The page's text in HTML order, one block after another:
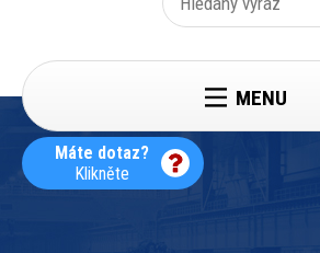
Máte dotaz?
Klikněte
MENU